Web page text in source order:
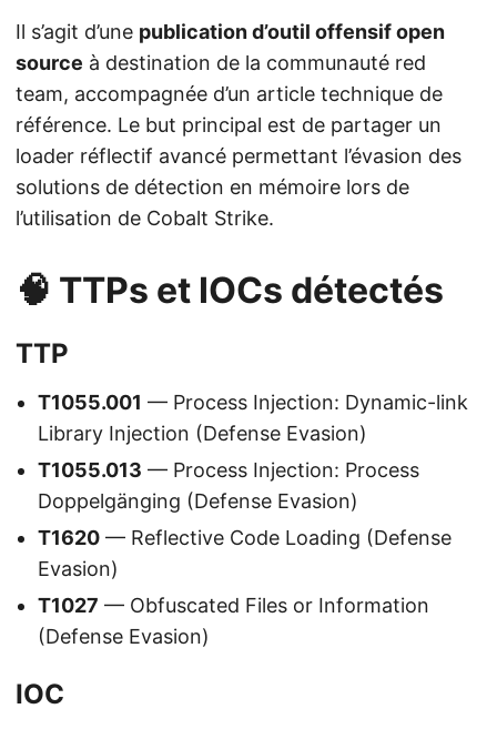
Il s’agit d’une publication d’outil offensif open
source à destination de la communauté red
team, accompagnée d’un article technique de
référence. Le but principal est de partager un
loader réflectif avancé permettant l’évasion des
solutions de détection en mémoire lors de
l’utilisation de Cobalt Strike.
🧠 TTPs et IOCs détectés
TTP
T1055.001 — Process Injection: Dynamic-link
Library Injection (Defense Evasion)
T1055.013 — Process Injection: Process
Doppelgänging (Defense Evasion)
T1620 — Reflective Code Loading (Defense
Evasion)
T1027 — Obfuscated Files or Information
(Defense Evasion)
IOC